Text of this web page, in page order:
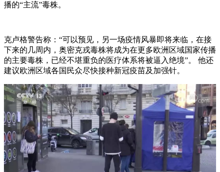
播的“主流”毒株。
克卢格警告称：“可以预见，另一场疫情风暴即将来临，在接
下来的几周内，奥密克戎毒株将成为在更多欧洲区域国家传播
的主要毒株，已经不堪重负的医疗体系将被逼入绝境”。 他还
建议欧洲区域各国民众尽快接种新冠疫苗及加强针。